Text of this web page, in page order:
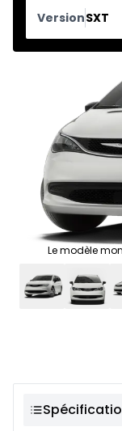
VersionSXT
Le modèle